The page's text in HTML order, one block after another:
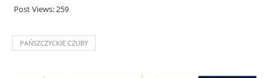
Post Views:259
PAŃSZCZYCKIE CZUBY